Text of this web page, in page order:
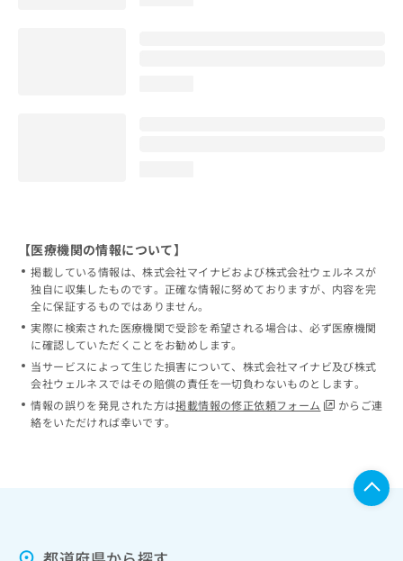
【医療機関の情報について】
掲載している情報は、株式会社マイナビおよび株式会社ウェルネスが
独自に収集したものです。正確な情報に努めておりますが、内容を完
全に保証するものではありません。
実際に検索された医療機関で受診を希望される場合は、必ず医療機関
に確認していただくことをお勧めします。
当サービスによって生じた損害について、株式会社マイナビ及び株式
会社ウェルネスではその賠償の責任を一切負わないものとします。
情報の誤りを発見された方は掲載情報の修正依頼フォーム
からご連
絡をいただければ幸いです。